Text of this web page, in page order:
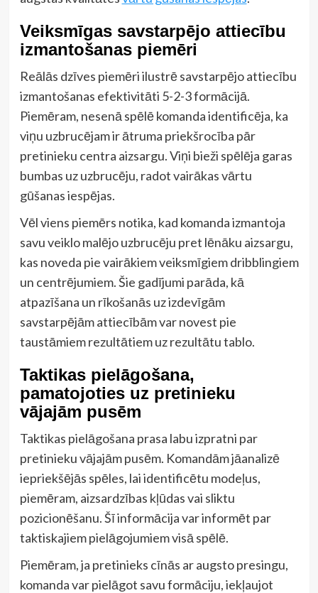
Veiksmīgas savstarpējo attiecību
izmantošanas piemēri
Reālās dzīves piemēri ilustrē savstarpējo attiecību
izmantošanas efektivitāti 5-2-3 formācijā.
Piemēram, nesenā spēlē komanda identificēja, ka
viņu uzbrucējam ir ātruma priekšrocība pār
pretinieku centra aizsargu. Viņi bieži spēlēja garas
bumbas uz uzbrucēju, radot vairākas vārtu
gūšanas iespējas.
Vēl viens piemērs notika, kad komanda izmantoja
savu veiklo malējo uzbrucēju pret lēnāku aizsargu,
kas noveda pie vairākiem veiksmīgiem dribblingiem
un centrējumiem. Šie gadījumi parāda, kā
atpazīšana un rīkošanās uz izdevīgām
savstarpējām attiecībām var novest pie
taustāmiem rezultātiem uz rezultātu tablo.
Taktikas pielāgošana,
pamatojoties uz pretinieku
vājajām pusēm
Taktikas pielāgošana prasa labu izpratni par
pretinieku vājajām pusēm. Komandām jāanalizē
iepriekšējās spēles, lai identificētu modeļus,
piemēram, aizsardzības kļūdas vai sliktu
pozicionēšanu. Šī informācija var informēt par
taktiskajiem pielāgojumiem visā spēlē.
Piemēram, ja pretinieks cīnās ar augsto presingu,
komanda var pielāgot savu formāciju, iekļaujot